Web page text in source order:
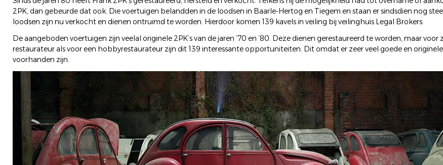
2PK, dan gebeurde dat ook. Die voertuigen belandden in de loodsen in Baarle-Hertog en Tiegem en staan er sindsdien nog
loodsen zijn nu verkocht en dienen ontruimd te worden. Hierdoor komen 139 kavels in veiling bij veilinghuis Legal Brokers.
De aangeboden voertuigen zijn veelal originele 2PK’s van de jaren ’70 en ’80. Deze dienen gerestaureerd te worden, maar
restaurateur als voor een hobbyrestaurateur zijn dit 139 interessante opportuniteiten. Dit omdat er zeer veel goede en
voorhanden zijn.